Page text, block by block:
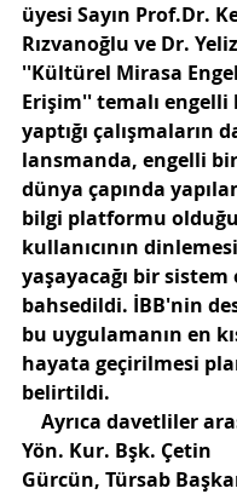
üyesi Sayın Prof.Dr.
Rızvanoğlu ve Dr.
''Kültürel Mirasa
Erişim'' temalı
yaptığı çalışmaların
lansmanda, engelli
dünya çapında
bilgi platformu
kullanıcının
yaşayacağı bir
bahsedildi. İBB'nin
bu uygulamanın en
hayata geçirilmesi
belirtildi.
Ayrıca davetliler
Yön. Kur. Bşk. Çetin
Gürcün, Türsab